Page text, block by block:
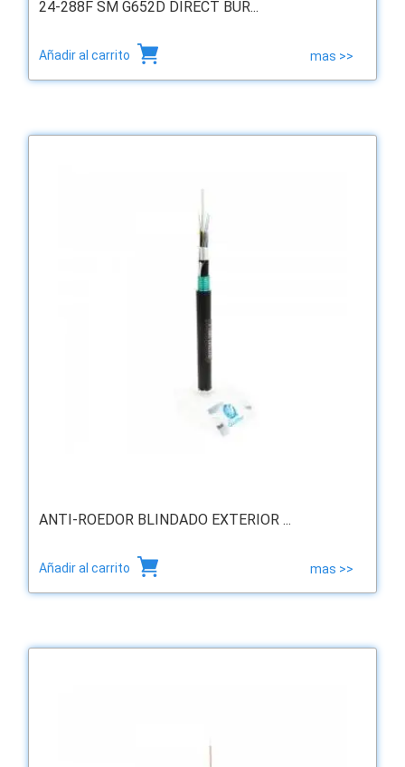
24-288F SM G652D DIRECT BUR...
Añadir al carrito mas >>
ANTI-ROEDOR BLINDADO EXTERIOR ...
Añadir al carrito mas >>